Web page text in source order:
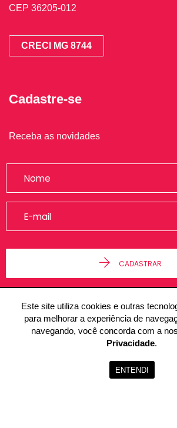
CEP 36205-012
CRECI MG 8744
Cadastre-se
Receba as novidades
CADASTRAR
48.236.892/0001-50 -
Reservados.
Este site utiliza cookies e outras
para melhorar a experiência de
navegando, você concorda com a
Privacidade.
ENTENDI